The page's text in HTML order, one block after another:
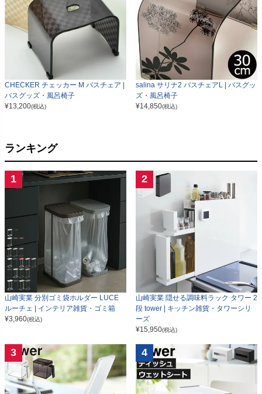
CHECKER チェッカー M バスチェア |
バスグッズ・風呂椅子
¥13,200(税込)
salina サリナ2 バスチェアL | バスグッ
ズ・風呂椅子
¥14,850(税込)
ランキング
1
山崎実業 分別ゴミ袋ホルダー LUCE
ルーチェ | インテリア雑貨・ゴミ箱
¥3,960(税込)
2
山崎実業 隠せる調味料ラック タワー 2
段 tower | キッチン雑貨・タワーシリ
ーズ
¥15,950(税込)
3 4